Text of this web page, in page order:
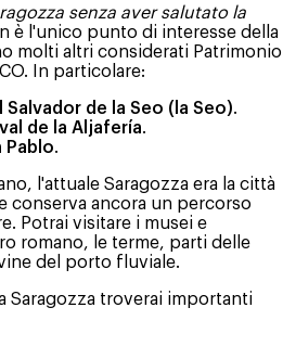
senza aver salutato la
è l'unico punto di interesse della
molti altri considerati Patrimonio
In particolare:
Salvador de la Seo (la Seo).
de la Aljafería.
Pablo.
l'attuale Saragozza era la città
conserva ancora un percorso
Potrai visitare i musei e
romano, le terme, parti delle
del porto fluviale.
Saragozza troverai importanti